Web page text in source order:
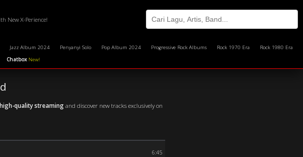
New X-Perience!
Jazz Album 2024 Penyanyi Solo Pop Album 2024 Progressive Rock Albums Rock 1970 Era
Rock 1980 Era
Chatbox New!
high-quality streamingand discover new tracks exclusively on
6:45